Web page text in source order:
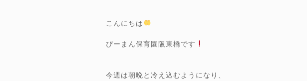
こんにちは
ぴーまん保育園阪東橋です
今週は朝晩と冷え込むようになり、